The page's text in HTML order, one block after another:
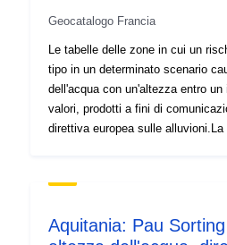
Identificatori:
b1d2-
Tipo:
Geocatalogo Francia
Le tabelle delle zone in cui un
tipo in un determinato scenario
dell'acqua con un'altezza entro
valori, prodotti a fini di
direttiva europea sulle
L 288 del 6-11-2007, pag. 27),
l'elaborazione di piani di gestione
Aquitania: Pau